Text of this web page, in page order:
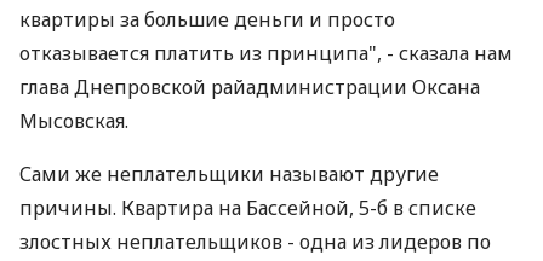
квартиры за большие деньги и просто
отказывается платить из принципа", - сказала нам
глава Днепровской райадминистрации Оксана
Мысовская.
Сами же неплательщики называют другие
причины. Квартира на Бассейной, 5-б в списке
злостных неплательщиков - одна из лидеров по